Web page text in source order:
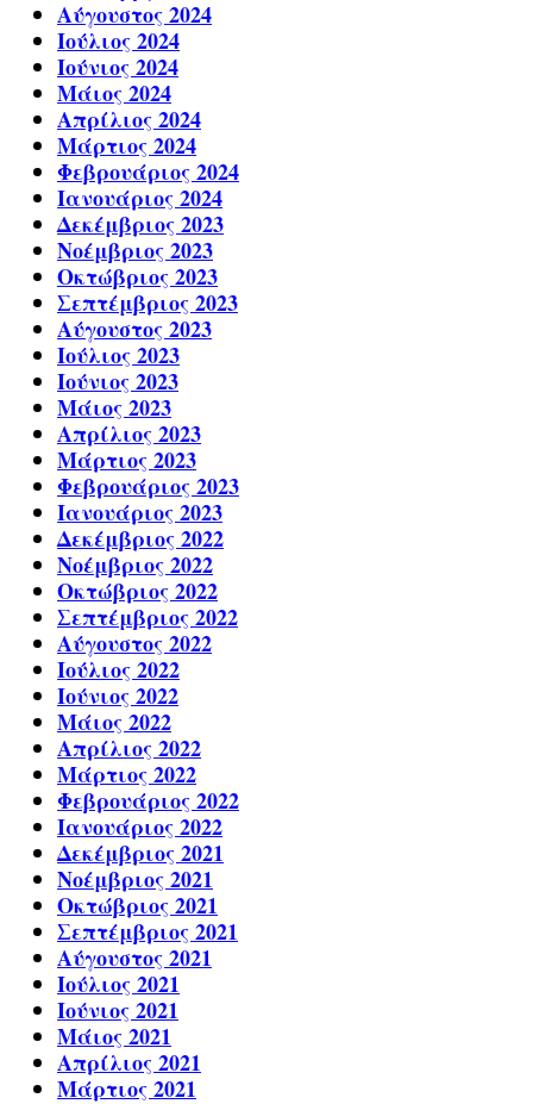
Αύγουστος 2024
Ιούλιος 2024
Ιούνιος 2024
Μάιος 2024
Απρίλιος 2024
Μάρτιος 2024
Φεβρουάριος 2024
Ιανουάριος 2024
Δεκέμβριος 2023
Νοέμβριος 2023
Οκτώβριος 2023
Σεπτέμβριος 2023
Αύγουστος 2023
Ιούλιος 2023
Ιούνιος 2023
Μάιος 2023
Απρίλιος 2023
Μάρτιος 2023
Φεβρουάριος 2023
Ιανουάριος 2023
Δεκέμβριος 2022
Νοέμβριος 2022
Οκτώβριος 2022
Σεπτέμβριος 2022
Αύγουστος 2022
Ιούλιος 2022
Ιούνιος 2022
Μάιος 2022
Απρίλιος 2022
Μάρτιος 2022
Φεβρουάριος 2022
Ιανουάριος 2022
Δεκέμβριος 2021
Νοέμβριος 2021
Οκτώβριος 2021
Σεπτέμβριος 2021
Αύγουστος 2021
Ιούλιος 2021
Ιούνιος 2021
Μάιος 2021
Απρίλιος 2021
Μάρτιος 2021